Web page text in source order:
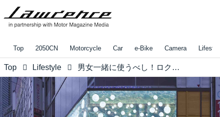
Top 2050CN Motorcycle Car e-Bike Camera
Top Lifestyle 男女一緒に使うべし！ロクシタンのアクアレオティエの使いごこちが最高らしい